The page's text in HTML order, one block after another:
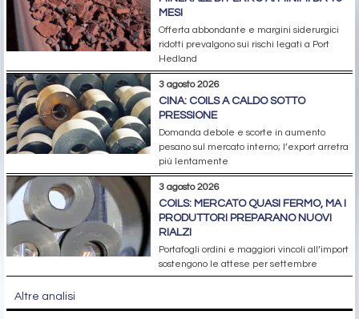
MESI
Offerta abbondante e margini siderurgici
ridotti prevalgono sui rischi legati a Port
Hedland
3 agosto 2026
CINA: COILS A CALDO SOTTO
PRESSIONE
Domanda debole e scorte in aumento
pesano sul mercato interno; l’export arretra
più lentamente
3 agosto 2026
COILS: MERCATO QUASI FERMO, MA I
PRODUTTORI PREPARANO NUOVI
RIALZI
Portafogli ordini e maggiori vincoli all’import
sostengono le attese per settembre
Altre analisi